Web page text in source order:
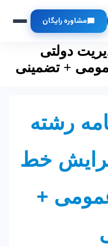
مشاوره رایگان
دولتی
+ تضمینی
رشته
خط
+